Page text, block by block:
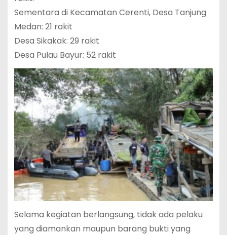
Sementara di Kecamatan Cerenti, Desa Tanjung
Medan: 21 rakit
Desa Sikakak: 29 rakit
Desa Pulau Bayur: 52 rakit
Selama kegiatan berlangsung, tidak ada pelaku
yang diamankan maupun barang bukti yang